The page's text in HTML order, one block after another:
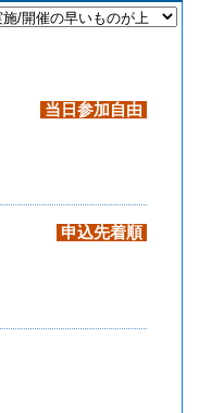
当日参加自由
申込先着順